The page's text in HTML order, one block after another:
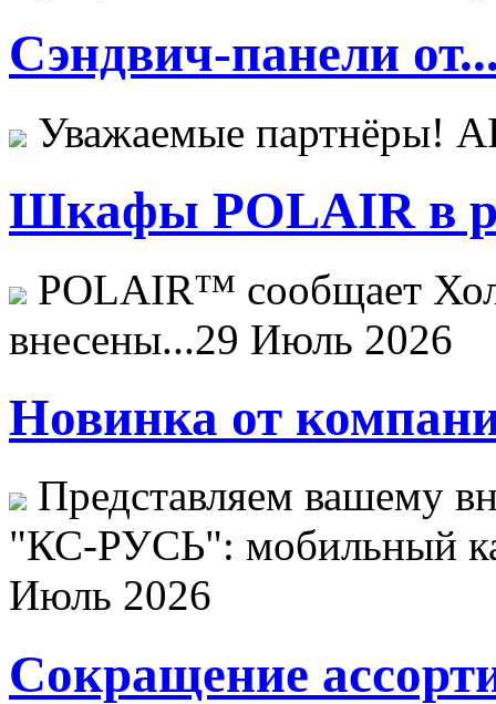
Сэндвич-панели
Уважаемые
Шкафы POLAIR в
POLAIR™ сообщает
внесены...29 Июль 2026
Новинка от
Представляем вашему
"КС-РУСЬ": мобильный
Июль 2026
Сокращение